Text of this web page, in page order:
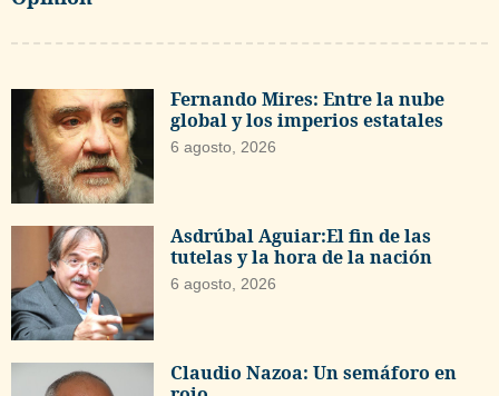
Fernando Mires: Entre la nube
global y los imperios estatales
6 agosto, 2026
Asdrúbal Aguiar:El fin de las
tutelas y la hora de la nación
6 agosto, 2026
Claudio Nazoa: Un semáforo en